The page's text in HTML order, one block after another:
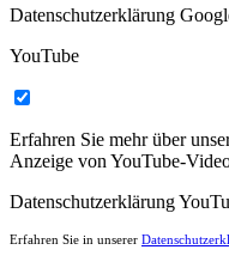
Datenschutzerklärung
YouTube
Erfahren Sie mehr über
Anzeige von YouTube-
Datenschutzerklärung
Erfahren Sie in unserer